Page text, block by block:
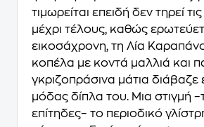
τιμωρείται επειδή δεν τηρεί
μέχρι τέλους, καθώς
εικοσάχρονη, τη Λία
κοπέλα με κοντά μαλλιά και
γκριζοπράσινα μάτια διάβαζε
μόδας δίπλα του. Μια στιγμή
επίτηδες– το περιοδικό